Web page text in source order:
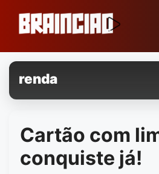
conteúdo
renda
Cartão com
conquiste já!